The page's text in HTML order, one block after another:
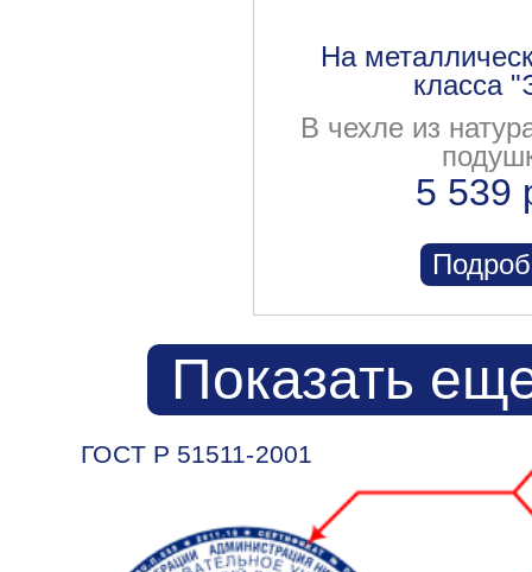
На
класса
В чехле из
5 539
Показать
ГОСТ Р 51511-2001